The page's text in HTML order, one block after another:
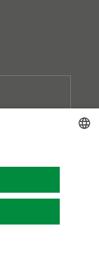
ENGLISH